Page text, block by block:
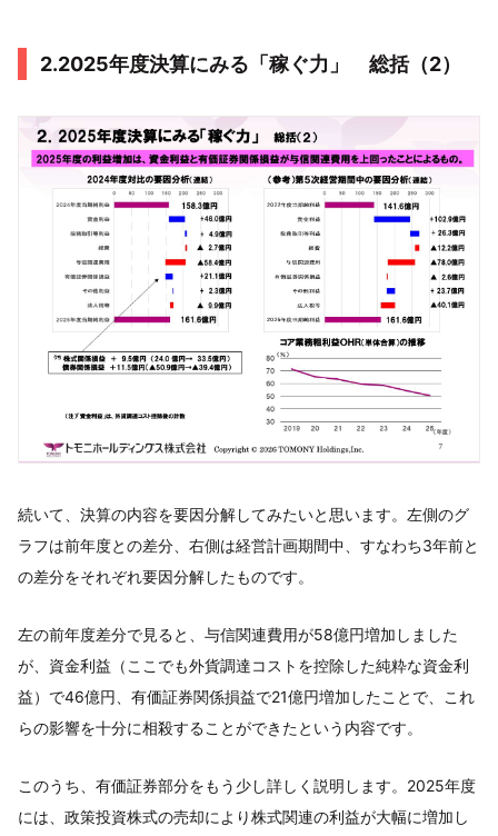
2.2025年度決算にみる「稼ぐ力」 総括（2）
続いて、決算の内容を要因分解してみたいと思います。左側のグ
ラフは前年度との差分、右側は経営計画期間中、すなわち3年前と
の差分をそれぞれ要因分解したものです。
左の前年度差分で見ると、与信関連費用が58億円増加しました
が、資金利益（ここでも外貨調達コストを控除した純粋な資金利
益）で46億円、有価証券関係損益で21億円増加したことで、これ
らの影響を十分に相殺することができたという内容です。
このうち、有価証券部分をもう少し詳しく説明します。2025年度
には、政策投資株式の売却により株式関連の利益が大幅に増加し